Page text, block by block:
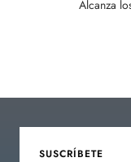
Alcanza
SUSCRÍBETE